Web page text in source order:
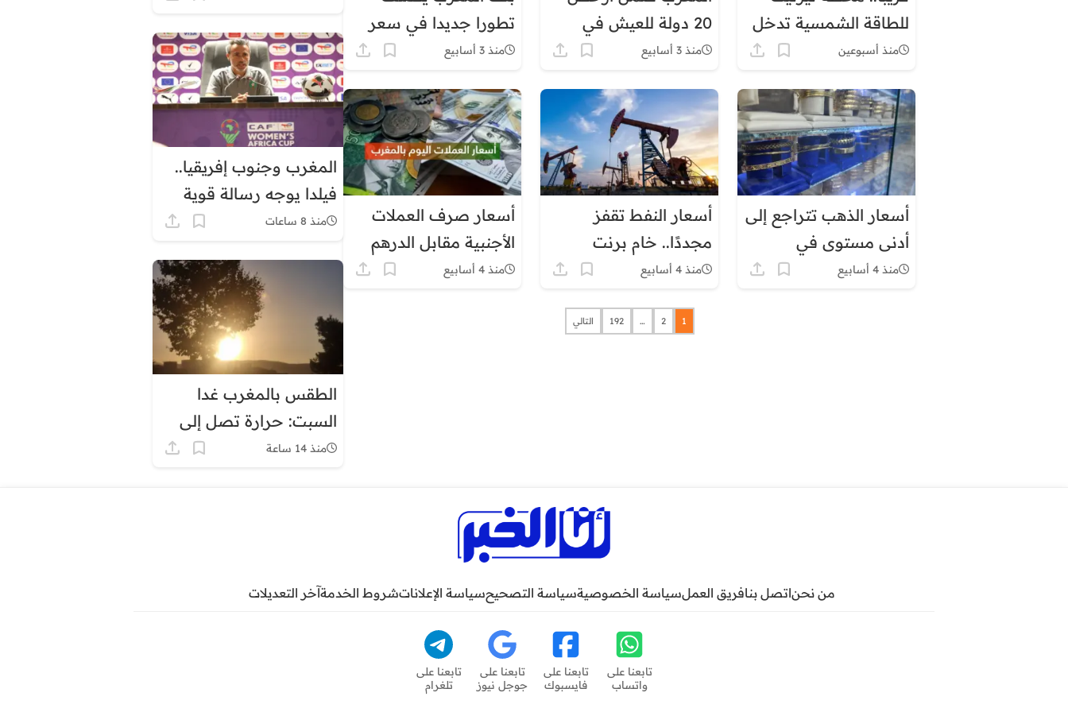
للطاقة الشمسية تدخل
مرحلة الإنتاج
منذ أسبوعين
20 دولة للعيش في
2026.. ماذا يعني هذا
منذ 3 أسابيع
تطورا جديدا في سعر
الدرهم أمام الأورو
منذ 3 أسابيع
أسعار الذهب تتراجع إلى
أدنى مستوى في
أسبوعين.. ما السبب؟
منذ 4 أسابيع
أسعار النفط تقفز
مجددًا.. خام برنت
يقترب من 85 دولارًا
منذ 4 أسابيع
أسعار صرف العملات
الأجنبية مقابل الدرهم
المغربي اليوم الثلاثاء 14
منذ 4 أسابيع
1
2
…
192 التالي
دائم
المغرب وجنوب إفريقيا..
فيلدا يوجه رسالة قوية
قبل ربع نهائي كأس
منذ 8 ساعات
الطقس بالمغرب غدا
السبت: حرارة تصل إلى
45 درجة وزخات رعديةمنذ 14 ساعة
من نحناتصل بنافريق العملسياسة الخصوصيةسياسة التصحيحسياسة الإعلاناتشروط الخدمةآخر التعديلات
تابعنا على
واتساب
تابعنا على
فايسبوك
تابعنا على
جوجل نيوز
تابعنا على
تلغرام